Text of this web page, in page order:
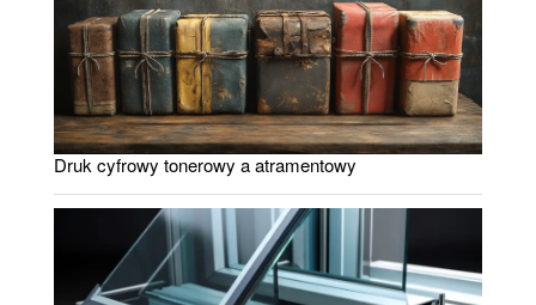
Druk cyfrowy tonerowy a atramentowy